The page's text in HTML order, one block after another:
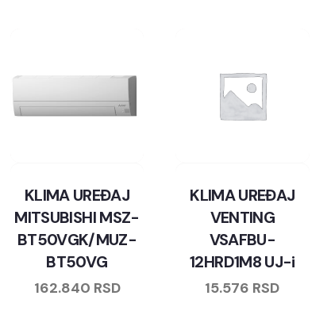
KLIMA UREĐAJ
MITSUBISHI MSZ-
BT50VGK/MUZ-
BT50VG
162.840 RSD
KLIMA UREĐAJ
VENTING
VSAFBU-
12HRD1M8 UJ-i
15.576 RSD